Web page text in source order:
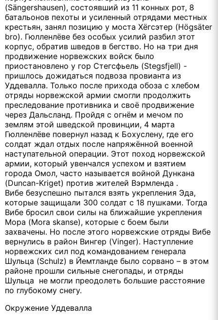
(Sängershausen), состоявший из 11 конных рот, 8
батальонов пехоты и усиленный отрядами местных
крестьян, занял позицию у моста Хёгсэтер (Högsäter
bro). Гюлленлёве без особых усилий разбил этот
корпус, обратив шведов в бегство. Но на три дня
продвижение норвежских войск было
приостановлено у гор Стегсфьель (Stegsfjell) -
пришлось дожидаться подвоза провианта из
Уддевалла. Только после прихода обоза с хлебом
отряды норвежской армии смогли продолжить
преследование противника и своё продвижение
через Дальсланд. Пройдя с огнём и мечом по
землям этой шведской провинции, 4 марта
Гюлленлёве повернул назад к Бохуслену, где его
солдат ждал отдых после напряжённой военной
наступательной операции. Этот поход норвежской
армии, который увенчался успехом и взятием
города Омол, часто называется войной Дункана
(Duncan-Kriget) против жителей Вэрмленда .
Вибе безуспешно пытался взять укрепления Эда,
которые защищали 300 солдат с 18 пушками. Тогда
Вибе бросил свои силы на ближайшие укрепления
Мора (Mora skanse), которые с боем были
захвачены. Но после этого норвежские отряды Вибе
вернулись в район Вингер (Vinger). Наступление
норвежских сил под командованием генерала
Шульца (Schulz) в Йемтланде было сорвано – в этом
районе прошли сильные снегопады, и отряды
Шульца не могли преодолеть большие расстояние
по глубокому снегу.
Окружение Уддевалла